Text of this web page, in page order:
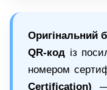
Оригінальний
QR-код із
номером
Certification) —